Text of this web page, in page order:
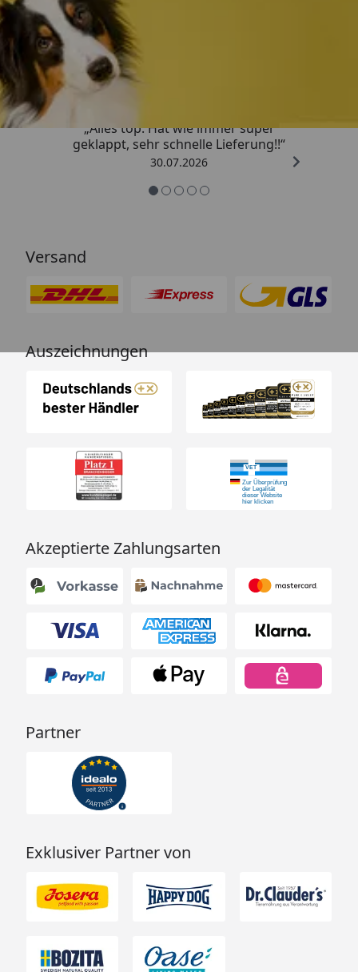
Trusted Shops
„Alles top. Hat wie immer super
geklappt, sehr schnelle Lieferung!!“
30.07.2026
Versand
Auszeichnungen
Akzeptierte Zahlungsarten
Partner
Exklusiver Partner von